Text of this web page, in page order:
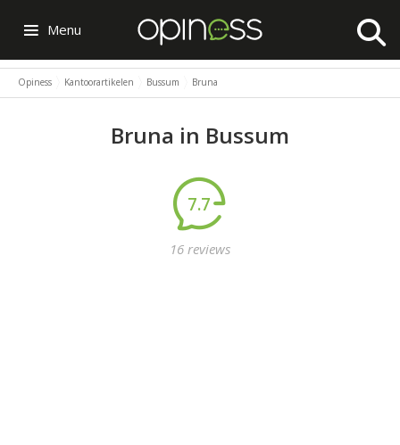
Menu
Opiness Kantoorartikelen Bussum Bruna
Bruna in Bussum
7.7
16 reviews